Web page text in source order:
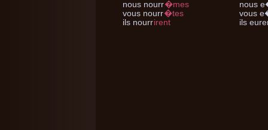
nous nourr�mes
vous nourr�tes
ils nourrirent
nous
vous
ils